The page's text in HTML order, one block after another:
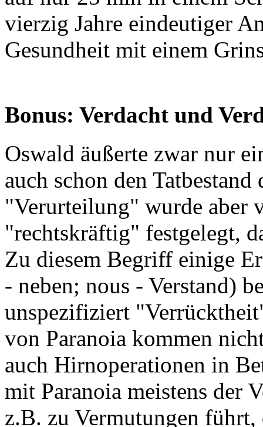
vierzig Jahre eindeutiger
Gesundheit mit einem
Bonus: Verdacht und
Oswald äußerte zwar nur
auch schon den
"Verurteilung" wurde aber
"rechtskräftig" festgelegt,
Zu diesem Begriff einige
- neben; nous - Verstand)
unspezifiziert
von Paranoia kommen
auch Hirnoperationen in
mit Paranoia meistens der
z.B. zu Vermutungen